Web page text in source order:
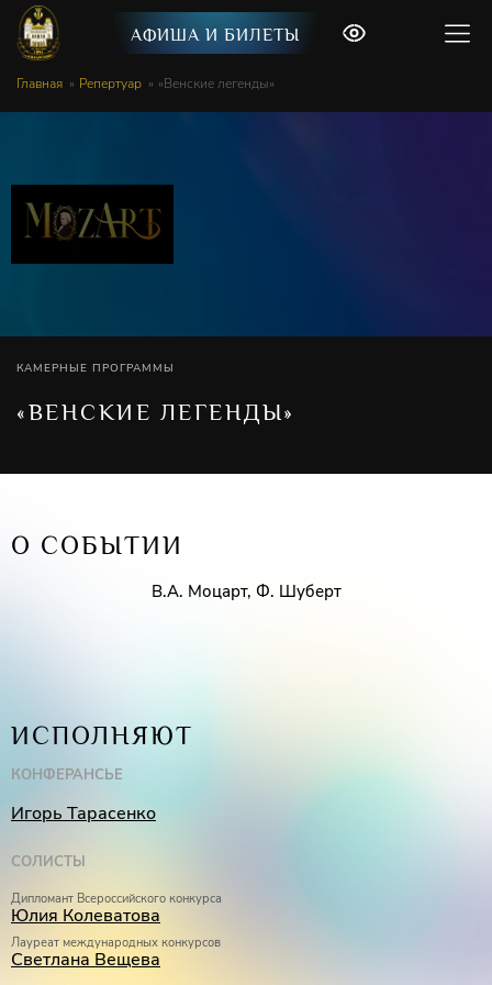
АФИША И БИЛЕТЫ
Главная Репертуар «Венские легенды»
КАМЕРНЫЕ ПРОГРАММЫ
«ВЕНСКИЕ ЛЕГЕНДЫ»
О СОБЫТИИ
В.А. Моцарт, Ф. Шуберт
ИСПОЛНЯЮТ
КОНФЕРАНСЬЕ
Игорь Тарасенко
СОЛИСТЫ
Дипломант Всероссийского конкурса
Юлия Колеватова
Лауреат международных конкурсов
Светлана Вещева